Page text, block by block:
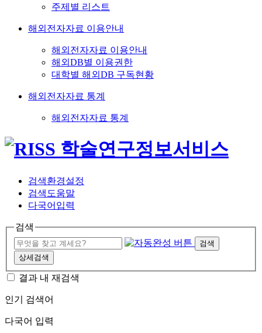
주제별 리스트
해외전자자료 이용안내
해외전자자료 이용안내
해외DB별 이용권한
대학별 해외DB 구독현황
해외전자자료 통계
해외전자자료 통계
검색환경설정
검색도움말
다국어입력
검색
검색
상세검색
결과 내 재검색
인기 검색어
다국어 입력